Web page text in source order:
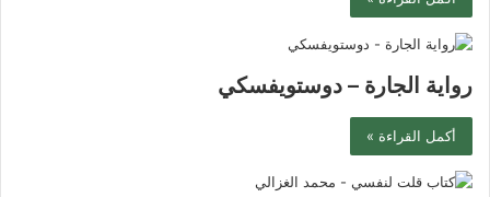
رواية الجارة – دوستويفسكي
أكمل القراءة »